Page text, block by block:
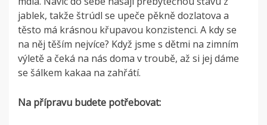
jablek, takže štrúdl se upeče pěkně dozlatova a
těsto má krásnou křupavou konzistenci. A kdy se
na něj těším nejvíce? Když jsme s dětmi na zimním
výletě a čeká na nás doma v troubě, až si jej dáme
se šálkem kakaa na zahřátí.
Na přípravu budete potřebovat: